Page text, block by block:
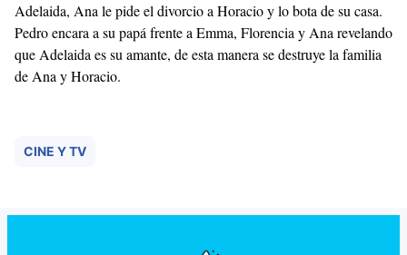
Adelaida, Ana le pide el divorcio a Horacio y lo bota de su casa.
Pedro encara a su papá frente a Emma, Florencia y Ana revelando
que Adelaida es su amante, de esta manera se destruye la familia
de Ana y Horacio.
CINE Y TV